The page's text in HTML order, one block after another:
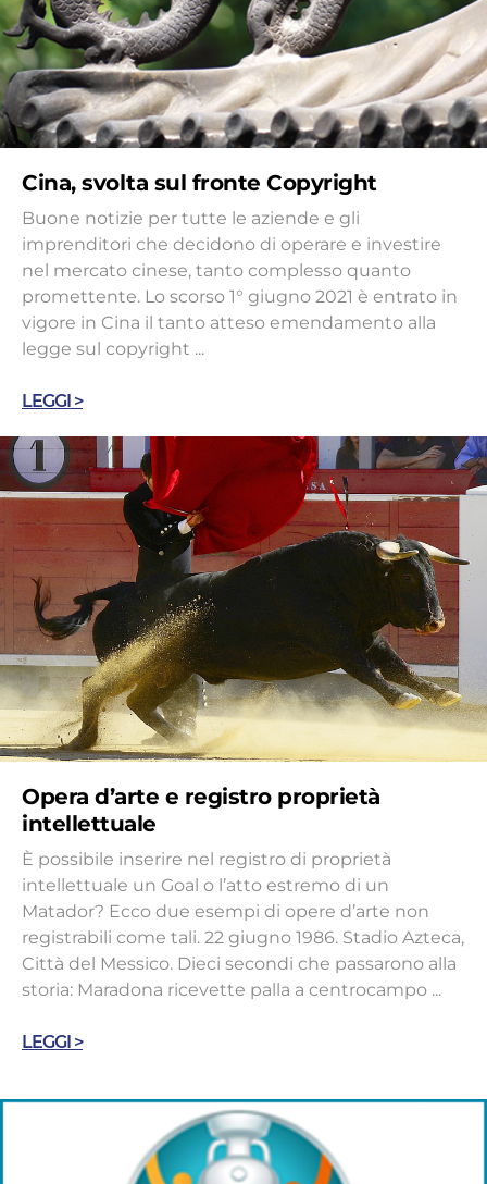
Cina, svolta sul fronte Copyright
Buone notizie per tutte le aziende e gli
imprenditori che decidono di operare e investire
nel mercato cinese, tanto complesso quanto
promettente. Lo scorso 1° giugno 2021 è entrato in
vigore in Cina il tanto atteso emendamento alla
legge sul copyright ...
LEGGI >
Opera d’arte e registro proprietà
intellettuale
È possibile inserire nel registro di proprietà
intellettuale un Goal o l’atto estremo di un
Matador? Ecco due esempi di opere d’arte non
registrabili come tali. 22 giugno 1986. Stadio Azteca,
Città del Messico. Dieci secondi che passarono alla
storia: Maradona ricevette palla a centrocampo ...
LEGGI >